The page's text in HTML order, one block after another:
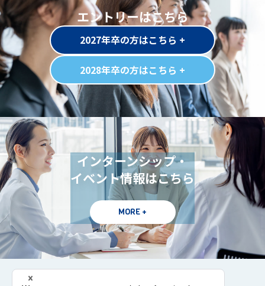
エントリーはこちら
2027年卒の方はこちら +
2028年卒の方はこちら +
インターンシップ・
イベント情報はこちら
MORE +